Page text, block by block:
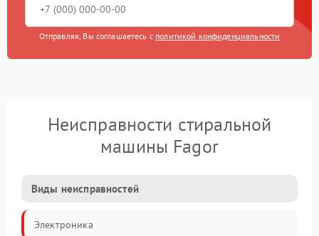
Отправляя, Вы соглашаетесь с политикой конфиденциальности
Неисправности стиральной
машины Fagor
Виды неисправностей
Электроника